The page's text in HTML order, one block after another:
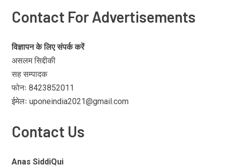
Contact For Advertisements
विज्ञापन के लिए संपर्क करें
असलम सिद्दीकी
सह सम्पादक
फोनः 8423852011
ईमेलः uponeindia2021@gmail.com
Contact Us
Anas SiddiQui